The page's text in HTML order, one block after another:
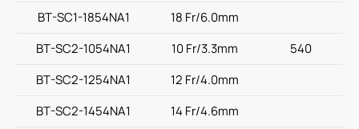
BT-SC1-1854NA1
18 Fr/6.0mm
BT-SC2-1054NA1
10 Fr/3.3mm
540
BT-SC2-1254NA1
12 Fr/4.0mm
BT-SC2-1454NA1
14 Fr/4.6mm